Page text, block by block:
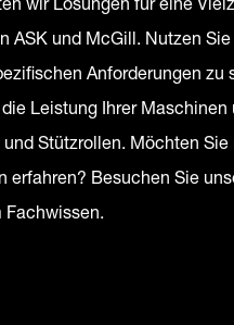
ASK und McGill. Nutzen
Anforderungen zu
Leistung Ihrer Maschinen
Stützrollen. Möchten Sie
erfahren? Besuchen Sie
Fachwissen.